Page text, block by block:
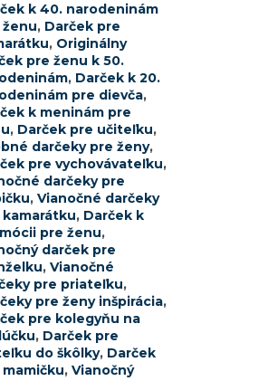
k 40. narodeninám
, Darček pre
, Originálny
pre ženu k 50.
, Darček k 20.
pre dievča,
k meninám pre
, Darček pre učiteľku,
darčeky pre ženy,
pre vychovávateľku,
darčeky pre
, Vianočné darčeky
kamarátku, Darček k
pre ženu,
darček pre
, Vianočné
pre priateľku,
pre ženy inšpirácia,
pre kolegyňu na
, Darček pre
do škôlky, Darček
, Vianočný